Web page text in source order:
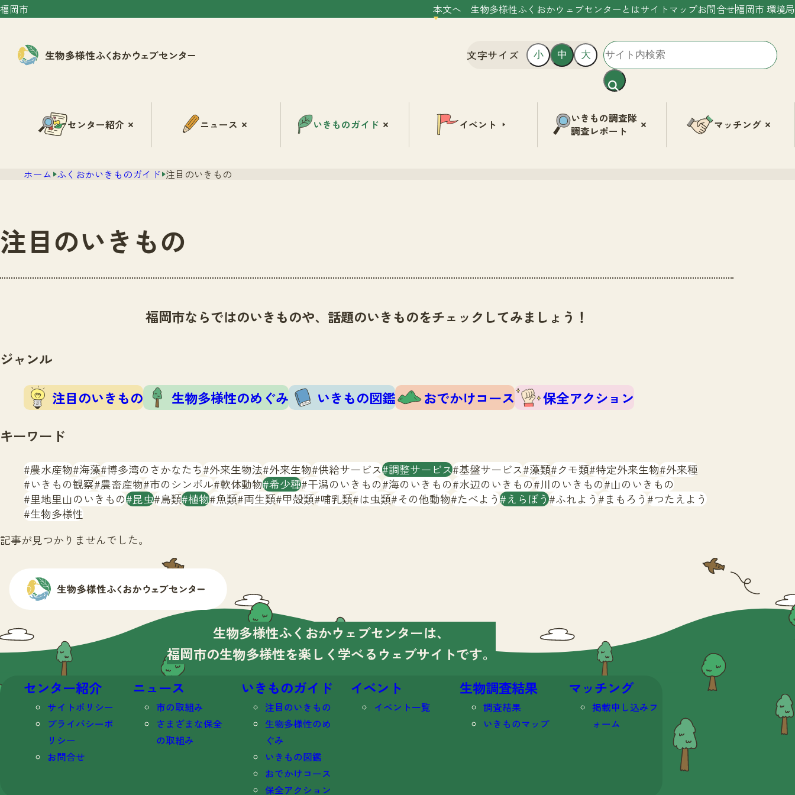
福岡市 本文へ 生物多様性ふくおかウェブセンターとはサイトマップお問合せ福岡市 環境局
文字サイズ 小 中 大
センター紹介 ニュース いきものガイド イベント
いきもの調査隊
調査レポート
マッチング
ホーム ふくおかいきものガイド 注目のいきもの
注目のいきもの
福岡市ならではのいきものや、話題のいきものをチェックしてみましょう！
ジャンル
注目のいきもの 生物多様性のめぐみ いきもの図鑑 おでかけコース
保全アクション
キーワード
農水産物 海藻 博多湾のさかなたち 外来生物法 外来生物 供給サービス 調整サービス 基盤サービス 藻類 クモ類 特定外来生物 外来種
いきもの観察 農畜産物 市のシンボル 軟体動物 希少種 干潟のいきもの 海のいきもの 水辺のいきもの 川のいきもの 山のいきもの
里地里山のいきもの 昆虫 鳥類 植物 魚類 両生類 甲殻類 哺乳類 は虫類 その他動物 たべよう えらぼう ふれよう まもろう つたえよう
生物多様性
記事が見つかりませんでした。
生物多様性ふくおかウェブセンターは、
福岡市の生物多様性を楽しく学べる ウェブサイトです。
センター紹介
サイトポリシー
プライバシーポ
リシー
お問合せ
ニュース
市の取組み
さまざまな保全
の取組み
いきものガイド
注目のいきもの
生物多様性のめ
ぐみ
いきもの図鑑
おでかけコース
保全アクション
イベント
イベント一覧
生物調査結果
調査結果
いきものマップ
マッチング
掲載申し込みフ
ォーム